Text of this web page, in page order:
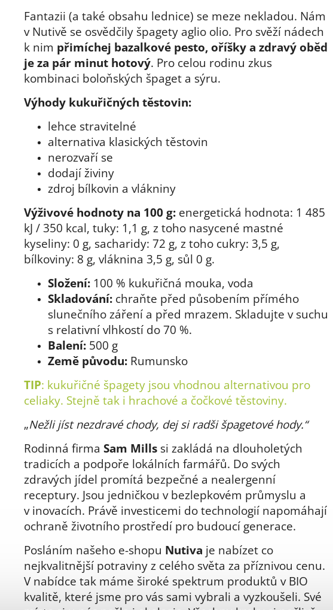
Fantazii (a také obsahu lednice) se meze nekladou. Nám
v Nutivě se osvědčily špagety aglio olio. Pro svěží nádech
k nim přimíchej bazalkové pesto, oříšky a zdravý oběd
je za pár minut hotový. Pro celou rodinu zkus
kombinaci boloňských špaget a sýru.
Výhody kukuřičných těstovin:
lehce stravitelné
alternativa klasických těstovin
nerozvaří se
dodají živiny
zdroj bílkovin a vlákniny
Výživové hodnoty na 100 g: energetická hodnota: 1 485
kJ / 350 kcal, tuky: 1,1 g, z toho nasycené mastné
kyseliny: 0 g, sacharidy: 72 g, z toho cukry: 3,5 g,
bílkoviny: 8 g, vláknina 3,5 g, sůl 0 g.
Složení: 100 % kukuřičná mouka, voda
Skladování: chraňte před působením přímého
slunečního záření a před mrazem. Skladujte v suchu
s relativní vlhkostí do 70 %.
Balení: 500 g
Země původu: Rumunsko
TIP: kukuřičné špagety jsou vhodnou alternativou pro
celiaky. Stejně tak i hrachové a čočkové těstoviny.
„Nežli jíst nezdravé chody, dej si radši špagetové hody.“
Rodinná firma Sam Mills si zakládá na dlouholetých
tradicích a podpoře lokálních farmářů. Do svých
zdravých jídel promítá bezpečné a nealergenní
receptury. Jsou jedničkou v bezlepkovém průmyslu a
v inovacích. Právě investicemi do technologií napomáhají
ochraně životního prostředí pro budoucí generace.
Posláním našeho e-shopu Nutiva je nabízet co
nejkvalitnější potraviny z celého světa za příznivou cenu.
V nabídce tak máme široké spektrum produktů v BIO
kvalitě, které jsme pro vás sami vybrali a vyzkoušeli. Své